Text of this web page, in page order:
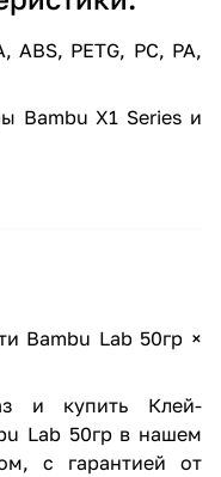
ABS, PETG, PC, PA,
Bambu X1 Series и
Bambu Lab 50гр ×
и купить Клей-
Lab 50гр в нашем
с гарантией от